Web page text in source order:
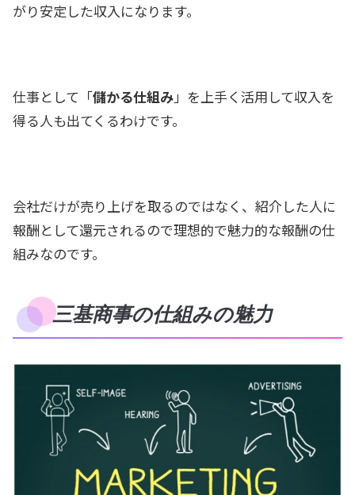
がり安定した収入になります。
仕事として「儲かる仕組み」を上手く活用して収入を
得る人も出てくるわけです。
会社だけが売り上げを取るのではなく、紹介した人に
報酬として還元されるので理想的で魅力的な報酬の仕
組みなのです。
三基商事の仕組みの魅力